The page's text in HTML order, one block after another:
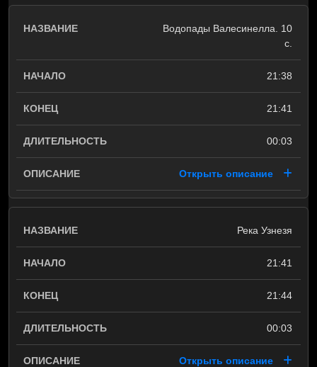
Водопады Валесинелла. 10
с.
21:38
21:41
00:03
Открыть описание
Река Узнезя
21:41
21:44
00:03
Открыть описание